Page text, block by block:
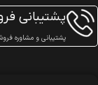
پشتیبانی
پشتیبانی و مشاوره